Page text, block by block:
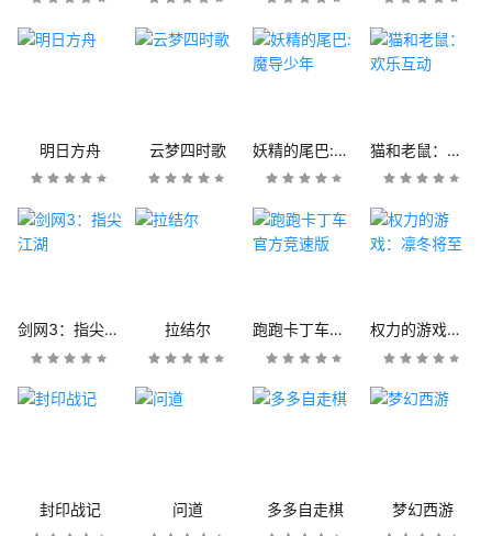
明日方舟 云梦四时歌 妖精的尾巴:魔导少年 猫和老鼠：欢乐互动
剑网3：指尖江湖 拉结尔 跑跑卡丁车官方竞速版 权力的游戏：凛冬将至
封印战记 问道 多多自走棋 梦幻西游